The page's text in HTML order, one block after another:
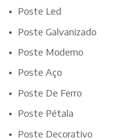
Poste Led
Poste Galvanizado
Poste Moderno
Poste Aço
Poste De Ferro
Poste Pétala
Poste Decorativo